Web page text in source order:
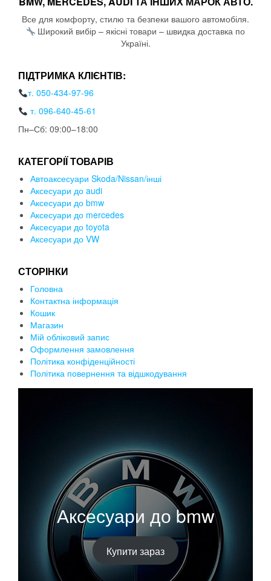
Все для комфорту, стилю та безпеки вашого автомобіля.
Широкий вибір – якісні товари – швидка доставка по
Україні.
ПІДТРИМКА КЛІЄНТІВ:
т. 050-434-97-96
т. 096-640-45-61
Пн–Сб: 09:00–18:00
КАТЕГОРІЇ ТОВАРІВ
Автоаксесуари Skoda/Nissan/інші
Аксесуари до audi
Аксесуари до bmw
Аксесуари до mercedes
Аксесуари до toyota
Аксесуари до VW
СТОРІНКИ
Головна
Контактна інформація
Кошик
Магазин
Мій обліковий запис
Оформлення замовлення
Політика конфіденційності
Політика повернення та відшкодування
Аксесуари до bmw
Купити зараз